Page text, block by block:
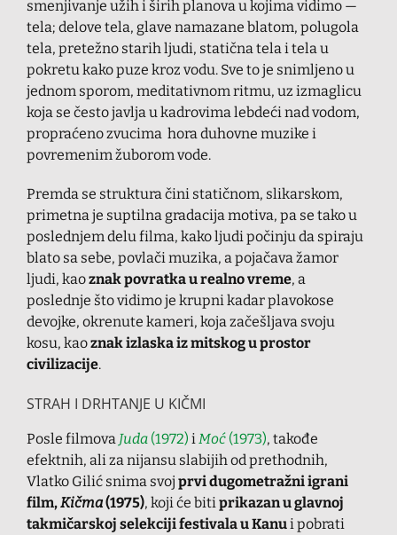
smenjivanje užih i širih planova u kojima vidimo —
tela; delove tela, glave namazane blatom, polugola
tela, pretežno starih ljudi, statična tela i tela u
pokretu kako puze kroz vodu. Sve to je snimljeno u
jednom sporom, meditativnom ritmu, uz izmaglicu
koja se često javlja u kadrovima lebdeći nad vodom,
propraćeno zvucima hora duhovne muzike i
povremenim žuborom vode.
Premda se struktura čini statičnom, slikarskom,
primetna je suptilna gradacija motiva, pa se tako u
poslednjem delu filma, kako ljudi počinju da spiraju
blato sa sebe, povlači muzika, a pojačava žamor
ljudi, kaoznak povratka u realno vreme, a
poslednje što vidimo je krupni kadar plavokose
devojke, okrenute kameri, koja začešljava svoju
kosu, kaoznak izlaska iz mitskog u prostor
civilizacije.
STRAH I DRHTANJE U KIČMI
Posle filmova Juda (1972) i Moć (1973), takođe
efektnih, ali za nijansu slabijih od prethodnih,
Vlatko Gilić snima svoj prvi dugometražni igrani
film,Kičma(1975), koji će biti prikazan u glavnoj
takmičarskoj selekciji festivala u Kanui pobrati